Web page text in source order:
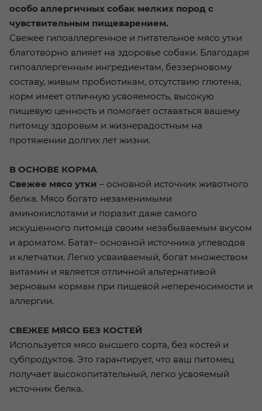
особо аллергичных собак мелких пород с
чувствительным пищеварением.
Свежее гипоаллергенное и питательное мясо утки
благотворно влияет на здоровье собаки. Благодаря
гипоаллергенным ингредиентам, беззерновому
составу, живым пробиотикам, отсутствию глютена,
корм имеет отличную усвояемость, высокую
пищевую ценность и помогает оставаться вашему
питомцу здоровым и жизнерадостным на
протяжении долгих лет жизни.
В ОСНОВЕ КОРМА
Свежее мясо утки – основной источник животного
белка. Мясо богато незаменимыми
аминокислотами и поразит даже самого
искушенного питомца своим незабываемым вкусом
и ароматом. Батат– основной источника углеводов
и клетчатки. Легко усваиваемый, богат множеством
витамин и является отличной альтернативой
зерновым кормам при пищевой непереносимости и
аллергии.
СВЕЖЕЕ МЯСО БЕЗ КОСТЕЙ
Используется мясо высшего сорта, без костей и
субпродуктов. Это гарантирует, что ваш питомец
получает высокопитательный, легко усвояемый
источник белка.